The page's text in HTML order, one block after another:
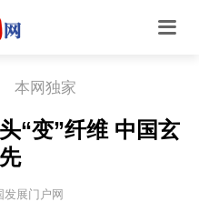
本网独家
“变”纤维 中国玄
发展门户网